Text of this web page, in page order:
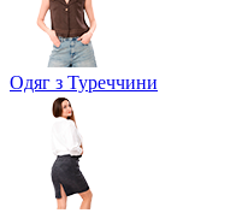
Одяг з Туреччини